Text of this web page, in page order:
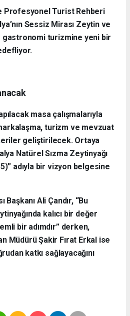
Profesyonel Turist Rehberi
Sessiz Mirası Zeytin ve
gastronomi turizmine yeni bir
masa çalışmalarıyla
turizm ve mevzuat
geliştirilecek. Ortaya
Natürel Sızma Zeytinyağı
adıyla bir vizyon belgesine
Ali Çandır, “Bu
kalıcı bir değer
bir adımdır” derken,
Müdürü Şakir Fırat Erkal ise
katkı sağlayacağını